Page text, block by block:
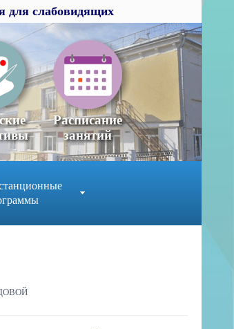
Версия для слабовидящих
слабовидящих
×
Расписание
занятий
x